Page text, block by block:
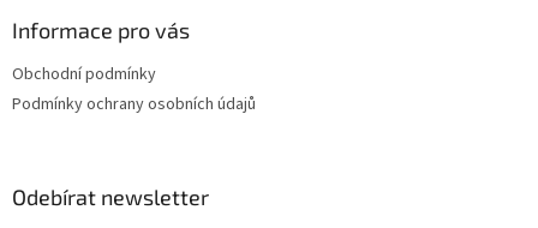
Informace pro vás
Obchodní podmínky
Podmínky ochrany osobních údajů
Odebírat newsletter